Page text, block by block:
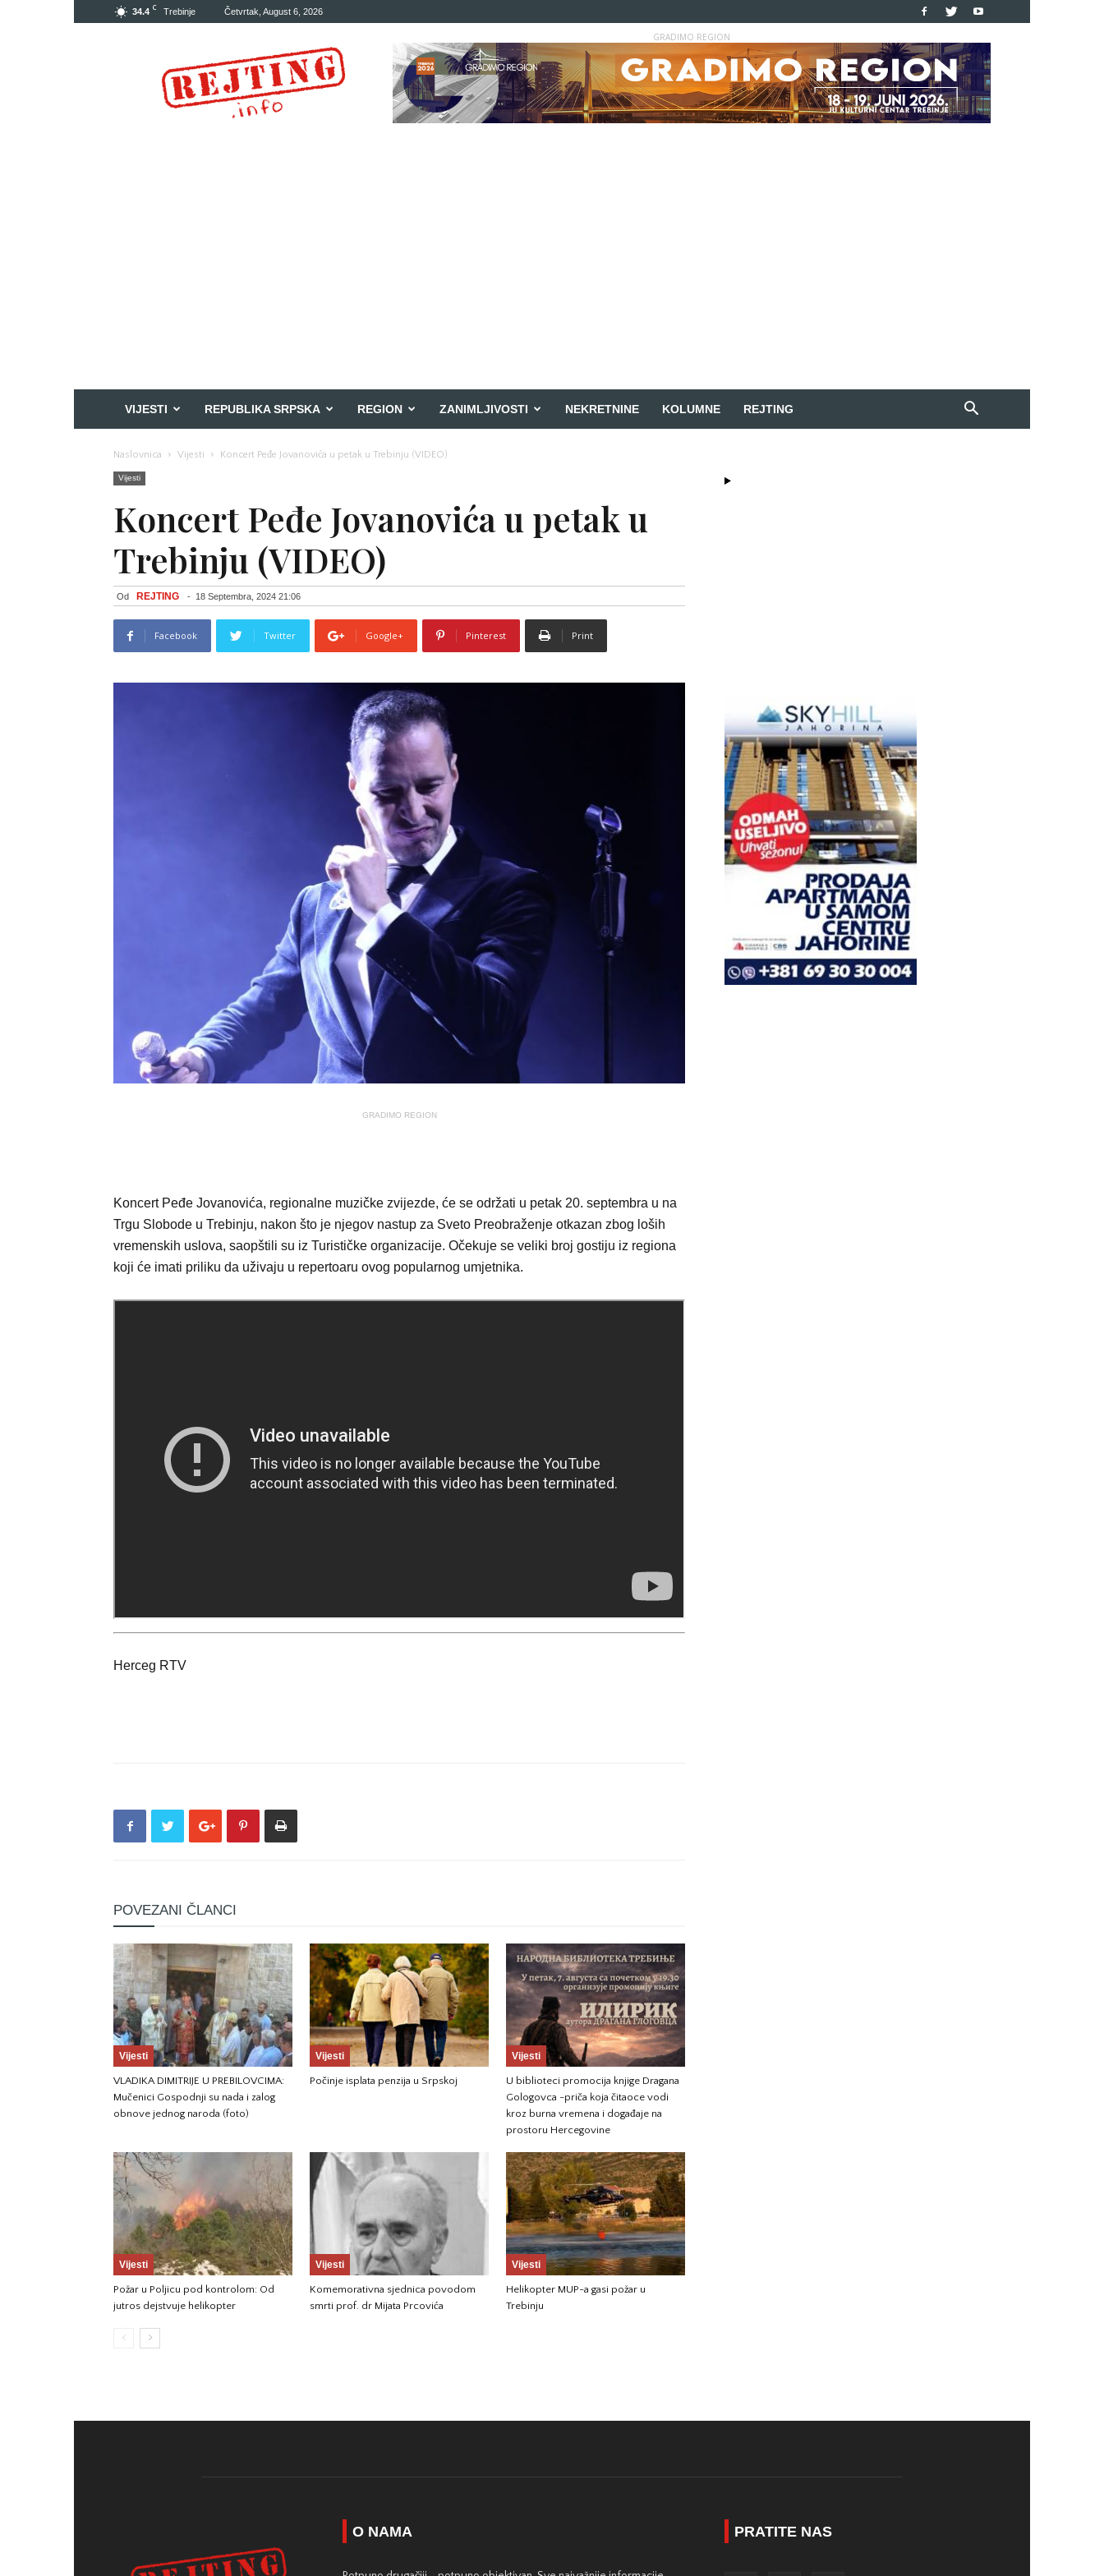
34.4 C Trebinje Četvrtak, August 6, 2026
GRADIMO REGION
VIJESTI REPUBLIKA SRPSKA REGION ZANIMLJIVOSTI NEKRETNINE KOLUMNE REJTING
Naslovnica Vijesti Koncert Peđe Jovanovića u petak u Trebinju (VIDEO)
Vijesti
Koncert Peđe Jovanovića u petak u
Trebinju (VIDEO)
Od REJTING - 18 Septembra, 2024 21:06
Facebook Twitter Google+ Pinterest Print
GRADIMO REGION
Koncert Peđe Jovanovića, regionalne muzičke zvijezde, će se održati u petak 20. septembra u na
Trgu Slobode u Trebinju, nakon što je njegov nastup za Sveto Preobraženje otkazan zbog loših
vremenskih uslova, saopštili su iz Turističke organizacije. Očekuje se veliki broj gostiju iz regiona
koji će imati priliku da uživaju u repertoaru ovog popularnog umjetnika.
Herceg RTV
POVEZANI ČLANCI
Vijesti
VLADIKA DIMITRIJE U PREBILOVCIMA:
Mučenici Gospodnji su nada i zalog
obnove jednog naroda (foto)
Vijesti
Počinje isplata penzija u Srpskoj
Vijesti
U biblioteci promocija knjige Dragana
Gologovca -priča koja čitaoce vodi
kroz burna vremena i događaje na
prostoru Hercegovine
Vijesti
Požar u Poljicu pod kontrolom: Od
jutros dejstvuje helikopter
Vijesti
Komemorativna sjednica povodom
smrti prof. dr Mijata Prcovića
Vijesti
Helikopter MUP-a gasi požar u
Trebinju
O NAMA PRATITE NAS